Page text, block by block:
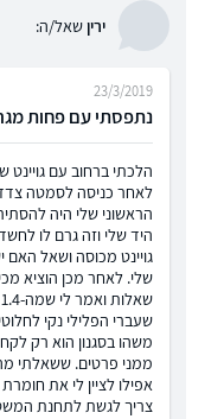
יריןשאל/ה:
נתפסתי עם פחות
23/3/2019
הלכתי ברחוב עם
לאחר כניסה לסמטה
הראשוני שלי היה
היד שלי וזה גרם לו
גויינט מכוסה ושאל האם
שעברי הפלילי נקי
משהו בסגנון הוא רק
ממני פרטים. ששאלתי
אפילו לציין לי את
צריך לגשת לתחנת